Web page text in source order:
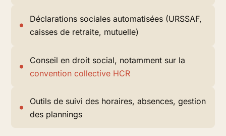
Déclarations sociales automatisées (URSSAF,
caisses de retraite, mutuelle)
Conseil en droit social, notamment sur la
convention collective HCR
Outils de suivi des horaires, absences, gestion
des plannings